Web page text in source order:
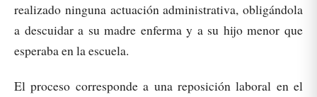
realizado ninguna actuación administrativa, obligándola
a descuidar a su madre enferma y a su hijo menor que
esperaba en la escuela.
El proceso corresponde a una reposición laboral en el